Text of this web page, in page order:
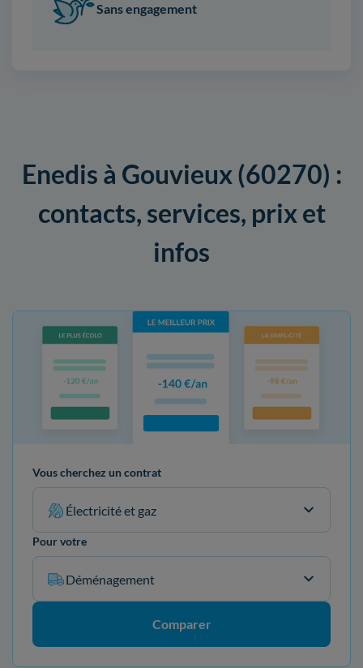
Sans engagement
Enedis à Gouvieux (60270) :
contacts, services, prix et
infos
Vous cherchez un contrat
Électricité et gaz
Pour votre
Déménagement
Comparer